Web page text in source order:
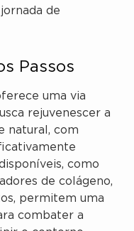
de
Passos
uma via
rejuvenescer a
natural, com
como
de colágeno,
permitem uma
combater a